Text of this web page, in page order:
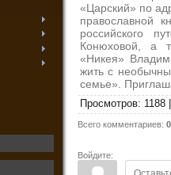
«Царский» по
православной
российского
Конюховой, а
«Никея»
жить с
семье».
Просмотров: 1188
Всего комментариев: 0
Войдите: